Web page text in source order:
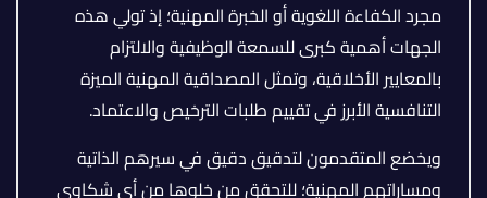
مجرد الكفاءة اللغوية أو الخبرة المهنية؛ إذ تولي هذه
الجهات أهمية كبرى للسمعة الوظيفية والالتزام
بالمعايير الأخلاقية، وتمثل المصداقية المهنية الميزة
التنافسية الأبرز في تقييم طلبات الترخيص والاعتماد.
ويخضع المتقدمون لتدقيق دقيق في سيرهم الذاتية
ومساراتهم المهنية؛ للتحقق من خلوها من أي شكاوى